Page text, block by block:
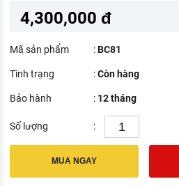
4,300,000 đ
Mã sản phẩm :BC81
Tình trạng :Còn hàng
Bảo hành : 12 tháng
Số lượng :
MUA NGAY